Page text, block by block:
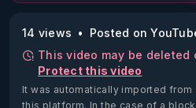
14 views
Posted on
This video may be deleted
Protect this video
It was automatically imported from
this platform. In the case of a